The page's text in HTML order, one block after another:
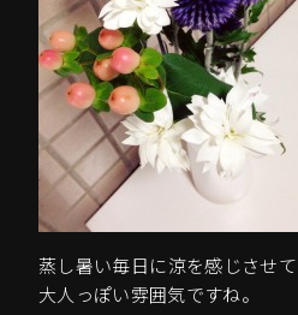
蒸し暑い毎日に涼を感じさせ
大人っぽい雰囲気ですね。